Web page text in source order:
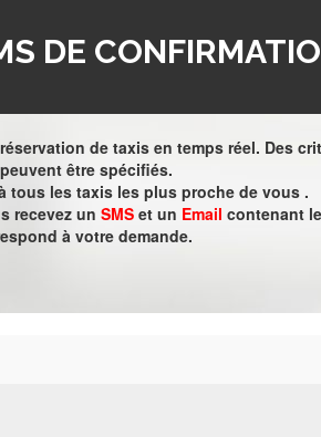
DE
de taxis en temps réel. Des
être spécifiés.
tous les taxis les plus proche de vous .
recevez un SMS et un Email contenant
à votre demande.